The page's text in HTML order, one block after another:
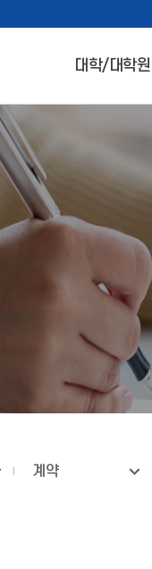
대학/대학원
계약